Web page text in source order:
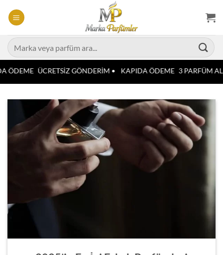
atla
Ara:
ÜCRETSİZ GÖNDERİM • KAPIDA ÖDEME 3 PARFÜM AL